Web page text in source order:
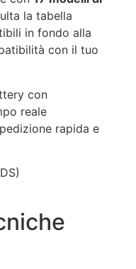
la tabella
in fondo alla
con il tuo
con
reale
rapida e